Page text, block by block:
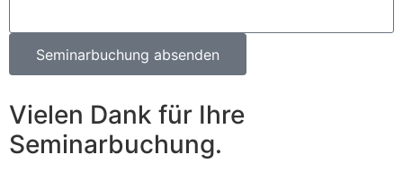
Seminarbuchung absenden
Vielen Dank für Ihre
Seminarbuchung.